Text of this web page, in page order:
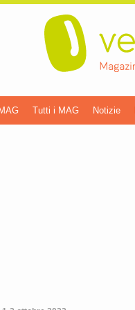
Tutti i MAG Notizie